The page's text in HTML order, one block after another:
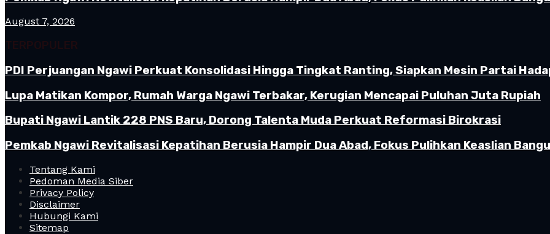
August 7, 2026
TERPOPULER
PDI Perjuangan Ngawi Perkuat Konsolidasi Hingga Tingkat Ranting, Siapkan Mesin Partai
Lupa Matikan Kompor, Rumah Warga Ngawi Terbakar, Kerugian Mencapai Puluhan Juta Rupiah
Bupati Ngawi Lantik 228 PNS Baru, Dorong Talenta Muda Perkuat Reformasi Birokrasi
Pemkab Ngawi Revitalisasi Kepatihan Berusia Hampir Dua Abad, Fokus Pulihkan Keaslian
Tentang Kami
Pedoman Media Siber
Privacy Policy
Disclaimer
Hubungi Kami
Sitemap